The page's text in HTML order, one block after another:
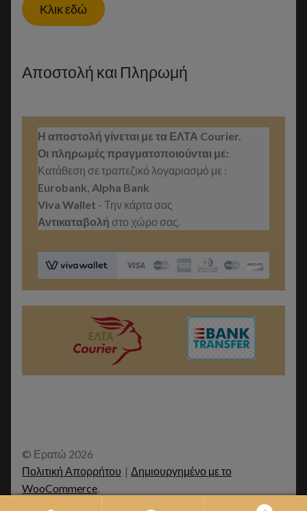
Κλικ εδώ
Αποστολή και Πληρωμή
Η αποστολή γίνεται με τα ΕΛΤΑ Courier.
Οι πληρωμές πραγματοποιούνται με:
Κατάθεση σε τραπεζικό λογαριασμό με :
Eurobank, Alpha Bank
Viva Wallet - Την κάρτα σας
Αντικαταβολή στο χώρο σας.
© Ερατώ 2026
Πολιτική Απορρήτου
Δημιουργημένο με το
WooCommerce